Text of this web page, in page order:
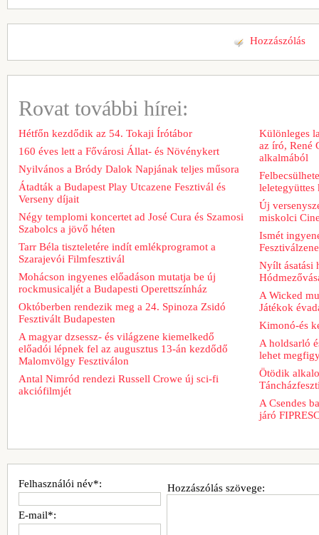
Hozzászólás
Rovat további hírei:
Hétfőn kezdődik az 54. Tokaji Írótábor
160 éves lett a Fővárosi Állat- és Növénykert
Nyilvános a Bródy Dalok Napjának teljes műsora
Átadták a Budapest Play Utcazene Fesztivál és
Verseny díjait
Négy templomi koncertet ad José Cura és Szamosi
Szabolcs a jövő héten
Tarr Béla tiszteletére indít emlékprogramot a
Szarajevói Filmfesztivál
Mohácson ingyenes előadáson mutatja be új
rockmusicaljét a Budapesti Operettszínház
Októberben rendezik meg a 24. Spinoza Zsidó
Fesztivált Budapesten
A magyar dzsessz- és világzene kiemelkedő
előadói lépnek fel az augusztus 13-án kezdődő
Malomvölgy Fesztiválon
Antal Nimród rendezi Russell Crowe új sci-fi
akciófilmjét
Különleges
az író, René
alkalmából
leletegyüttes
Új
miskolci
Ismét
Nyílt ásatási
A Wicked
Játékok
Kimonó-és
A holdsarló
lehet
Ötödik
A Csendes
járó
Hozzászólás szövege:
Felhasználói név*:
E-mail*: